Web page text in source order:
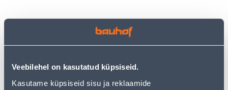
Veebilehel on kasutatud küpsiseid.
Kasutame küpsiseid sisu ja reklaamide
Посмотреть наличие